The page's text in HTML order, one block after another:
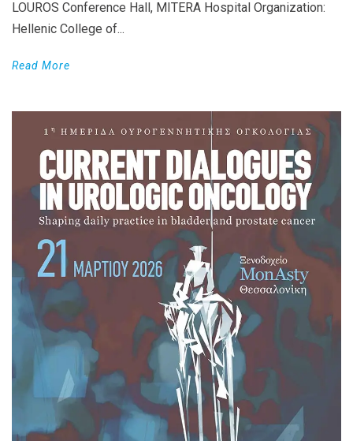
LOUROS Conference Hall, MITERA Hospital Organization:
Hellenic College of...
Read More